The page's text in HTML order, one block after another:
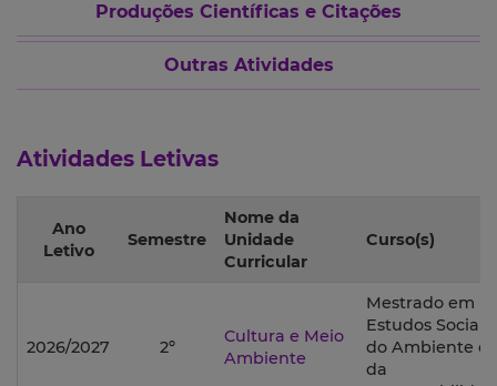
Produções Científicas e Citações
Outras Atividades
Atividades Letivas
Ano
Letivo
Semestre
Nome da
Unidade
Curricular
Curso(s)
2026/2027 2º
Cultura e Meio
Ambiente
Mestrado em
Estudos Sociais
do Ambiente e
da